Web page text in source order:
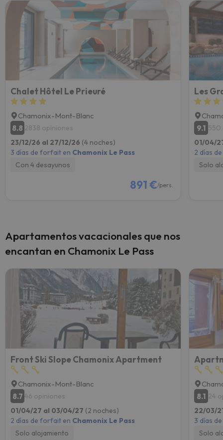
Chalet Hôtel Le Prieuré
Chamonix-Mont-Blanc
8.8 2838 opiniones
23/12/26 al 27/12/26 (4 noches)
3 días de forfait en Chamonix Le Pass
Con 4 desayunos
891 €/pers.
Les
9.1 550
01/04/
2 días
Solo
Apartamentos vacacionales que nos
encantan en Chamonix Le Pass
Front Ski Slope Chamonix Apartment
Chamonix-Mont-Blanc
8.7 46 opiniones
01/04/27 al 03/04/27 (2 noches)
2 días de forfait en Chamonix Le Pass
Solo alojamiento
8.1 24
22/03/
3 días
Solo